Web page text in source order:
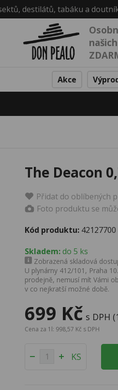
destilátů, tabáku a
Akce
The Deacon
Přidat do oblíbených
Foto produktu se
Kód produktu: 42127700
Skladem:do 5 ks
Zobrazená skladová
U plynárny 412/101, Praha
prodejně, nemusí mít Vámi
v co nejkratší možné době.
699 Kč s DPH
Cena za 1l: 998,57 Kč s DPH
KS